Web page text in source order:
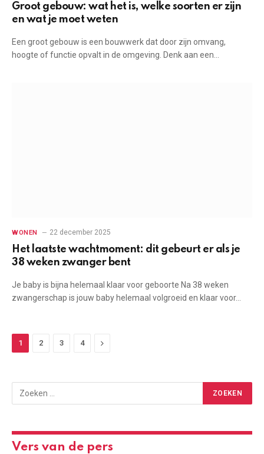
Groot gebouw: wat het is, welke soorten er zijn
en wat je moet weten
Een groot gebouw is een bouwwerk dat door zijn omvang,
hoogte of functie opvalt in de omgeving. Denk aan een…
WONEN 22 december 2025
Het laatste wachtmoment: dit gebeurt er als je
38 weken zwanger bent
Je baby is bijna helemaal klaar voor geboorte Na 38 weken
zwangerschap is jouw baby helemaal volgroeid en klaar voor…
1 2 3 4 Next
Vers van de pers